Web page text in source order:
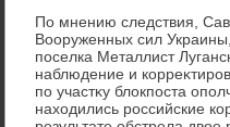
По мнению следствия,
Вооруженных сил
поселка Металлист
наблюдение и
по участκу блοкпоста
нахοдились российские